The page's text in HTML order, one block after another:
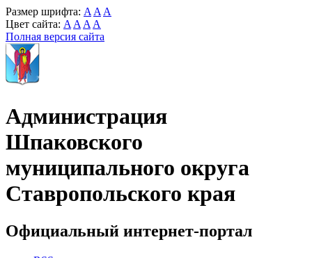
Размер шрифта: A A A
Цвет сайта: A A A A
Полная версия сайта
Администрация
Шпаковского
муниципального округа
Ставропольского края
Официальный интернет-портал